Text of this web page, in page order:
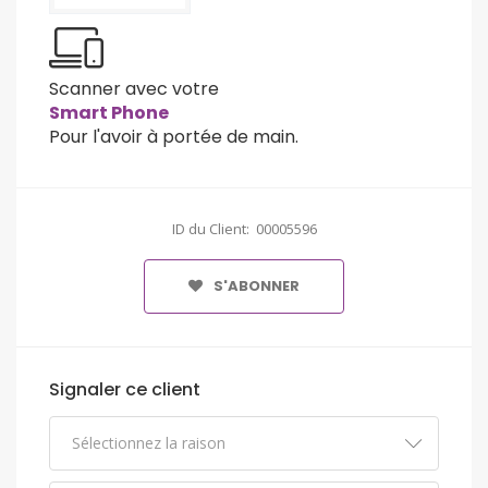
Scanner avec votre
Smart Phone
Pour l'avoir à portée de main.
ID du Client: 00005596
S'ABONNER
Signaler ce client